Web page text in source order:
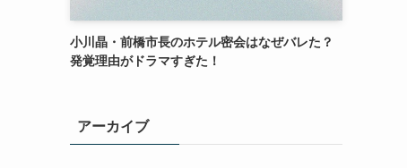
小川晶・前橋市長のホテル密会はなぜバレた？
発覚理由がドラマすぎた！
アーカイブ